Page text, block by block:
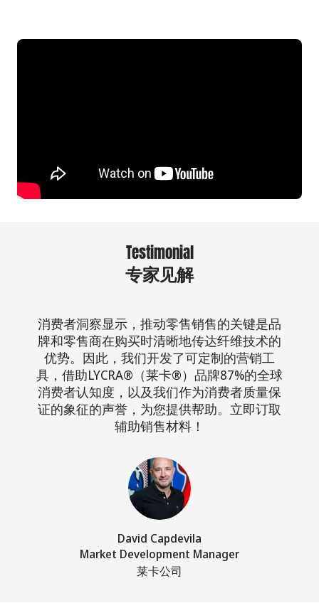
Testimonial
专家见解
消费者洞察显示，推动零售销售的关键是品
牌和零售商在购买时清晰地传达纤维技术的
优势。因此，我们开发了可定制的营销工
具，借助LYCRA®（莱卡®）品牌87%的全球
消费者认知度，以及我们作为消费者质量保
证的象征的声誉，为您提供帮助。立即订取
辅助销售材料！
David Capdevila
Market Development Manager
莱卡公司